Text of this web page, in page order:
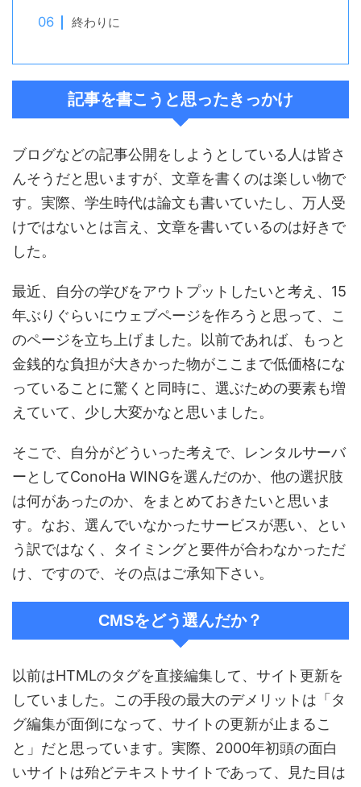
終わりに
記事を書こうと思ったきっかけ
ブログなどの記事公開をしようとしている人は皆さ
んそうだと思いますが、文章を書くのは楽しい物で
す。実際、学生時代は論文も書いていたし、万人受
けではないとは言え、文章を書いているのは好きで
した。
最近、自分の学びをアウトプットしたいと考え、15
年ぶりぐらいにウェブページを作ろうと思って、こ
のページを立ち上げました。以前であれば、もっと
金銭的な負担が大きかった物がここまで低価格にな
っていることに驚くと同時に、選ぶための要素も増
えていて、少し大変かなと思いました。
そこで、自分がどういった考えで、レンタルサーバ
ーとしてConoHa WINGを選んだのか、他の選択肢
は何があったのか、をまとめておきたいと思いま
す。なお、選んでいなかったサービスが悪い、とい
う訳ではなく、タイミングと要件が合わなかっただ
け、ですので、その点はご承知下さい。
CMSをどう選んだか？
以前はHTMLのタグを直接編集して、サイト更新を
していました。この手段の最大のデメリットは「タ
グ編集が面倒になって、サイトの更新が止まるこ
と」だと思っています。実際、2000年初頭の面白
いサイトは殆どテキストサイトであって、見た目は